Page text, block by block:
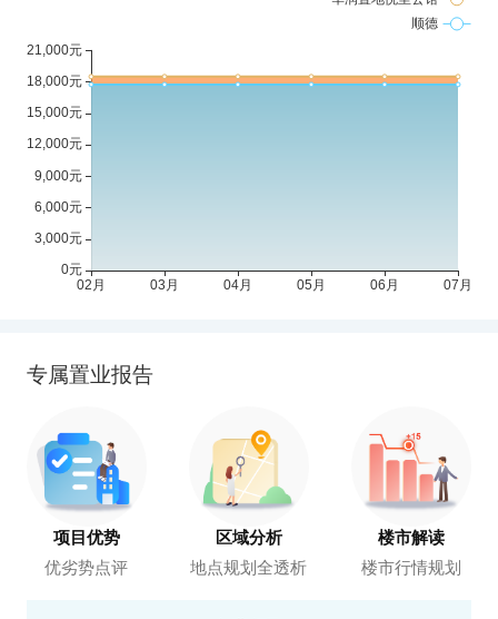
专属置业报告
项目优势
优劣势点评
区域分析
地点规划全透析
楼市解读
楼市行情规划